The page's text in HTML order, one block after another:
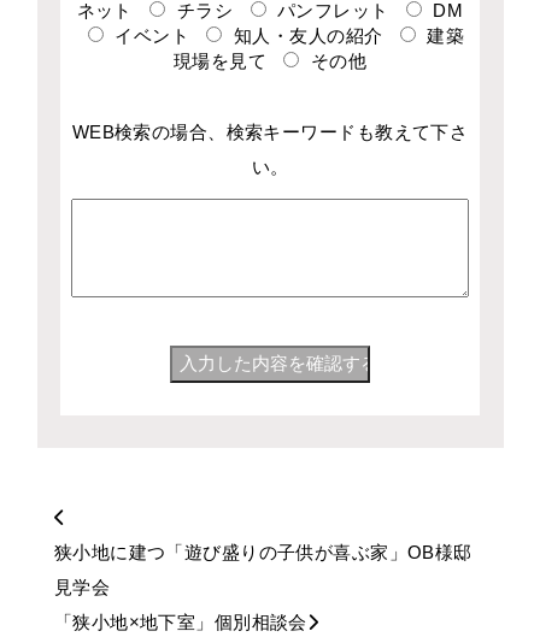
ネット
チラシ パンフレット
DM
イベント
知人・友人の紹介
建築
現場を見て
その他
WEB検索の場合、検索キーワードも教えて下さ
い。
狭小地に建つ「遊び盛りの子供が喜ぶ家」OB様邸
見学会
「狭小地×地下室」個別相談会